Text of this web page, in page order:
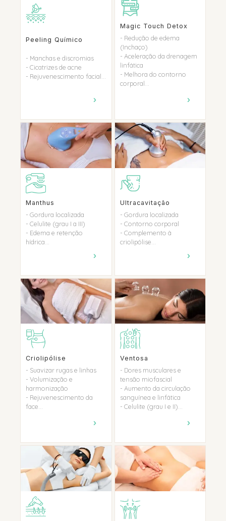
Peeling Químico
- Manchas e discromias
- Cicatrizes de acne
- Rejuvenescimento facial...
›
Magic Touch Detox
- Redução de edema
(Inchaço)
- Aceleração da drenagem
linfática
- Melhora do contorno
corporal...
›
Manthus
- Gordura localizada
- Celulite (grau I a III)
- Edema e retenção
hídrica...
›
Ultracavitação
- Gordura localizada
- Contorno corporal
- Complemento à
criolipólise...
›
Criolipólise
- Suavizar rugas e linhas
- Volumização e
harmonização
- Rejuvenescimento da
face...
›
Ventosa
- Dores musculares e
tensão miofascial
- Aumento da circulação
sanguínea e linfática
- Celulite (grau I e II)...
›